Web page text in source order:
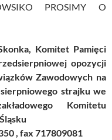
PROSIMY O
Komitet Pamięci
opozycji
Zawodowych na
strajku we
Komitetu
, fax 717809081